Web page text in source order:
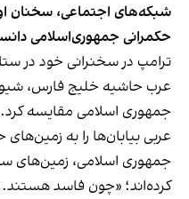
شبکه‌های اجتماعی، سخنان او
حکمرانی جمهوری‌اسلامی
ترامپ در سخنرانی خود در
عرب حاشیه خلیج فارس، شیوه
جمهوری اسلامی مقایسه
عربی بیابان‌ها را به
جمهوری اسلامی، زمین‌های
کرده‌اند؛ «چون فاسد